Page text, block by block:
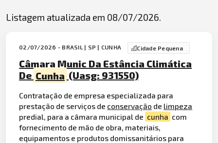
Listagem atualizada em 08/07/2026.
02/07/2026 - BRASIL | SP | CUNHA Cidade Pequena
Câmara Munic Da Estância Climática
De Cunha (Uasg: 931550)
Contratação de empresa especializada para
prestação de serviços de conservação de limpeza
predial, para a câmara municipal de cunha com
fornecimento de mão de obra, materiais,
equipamentos e produtos domissanitários para